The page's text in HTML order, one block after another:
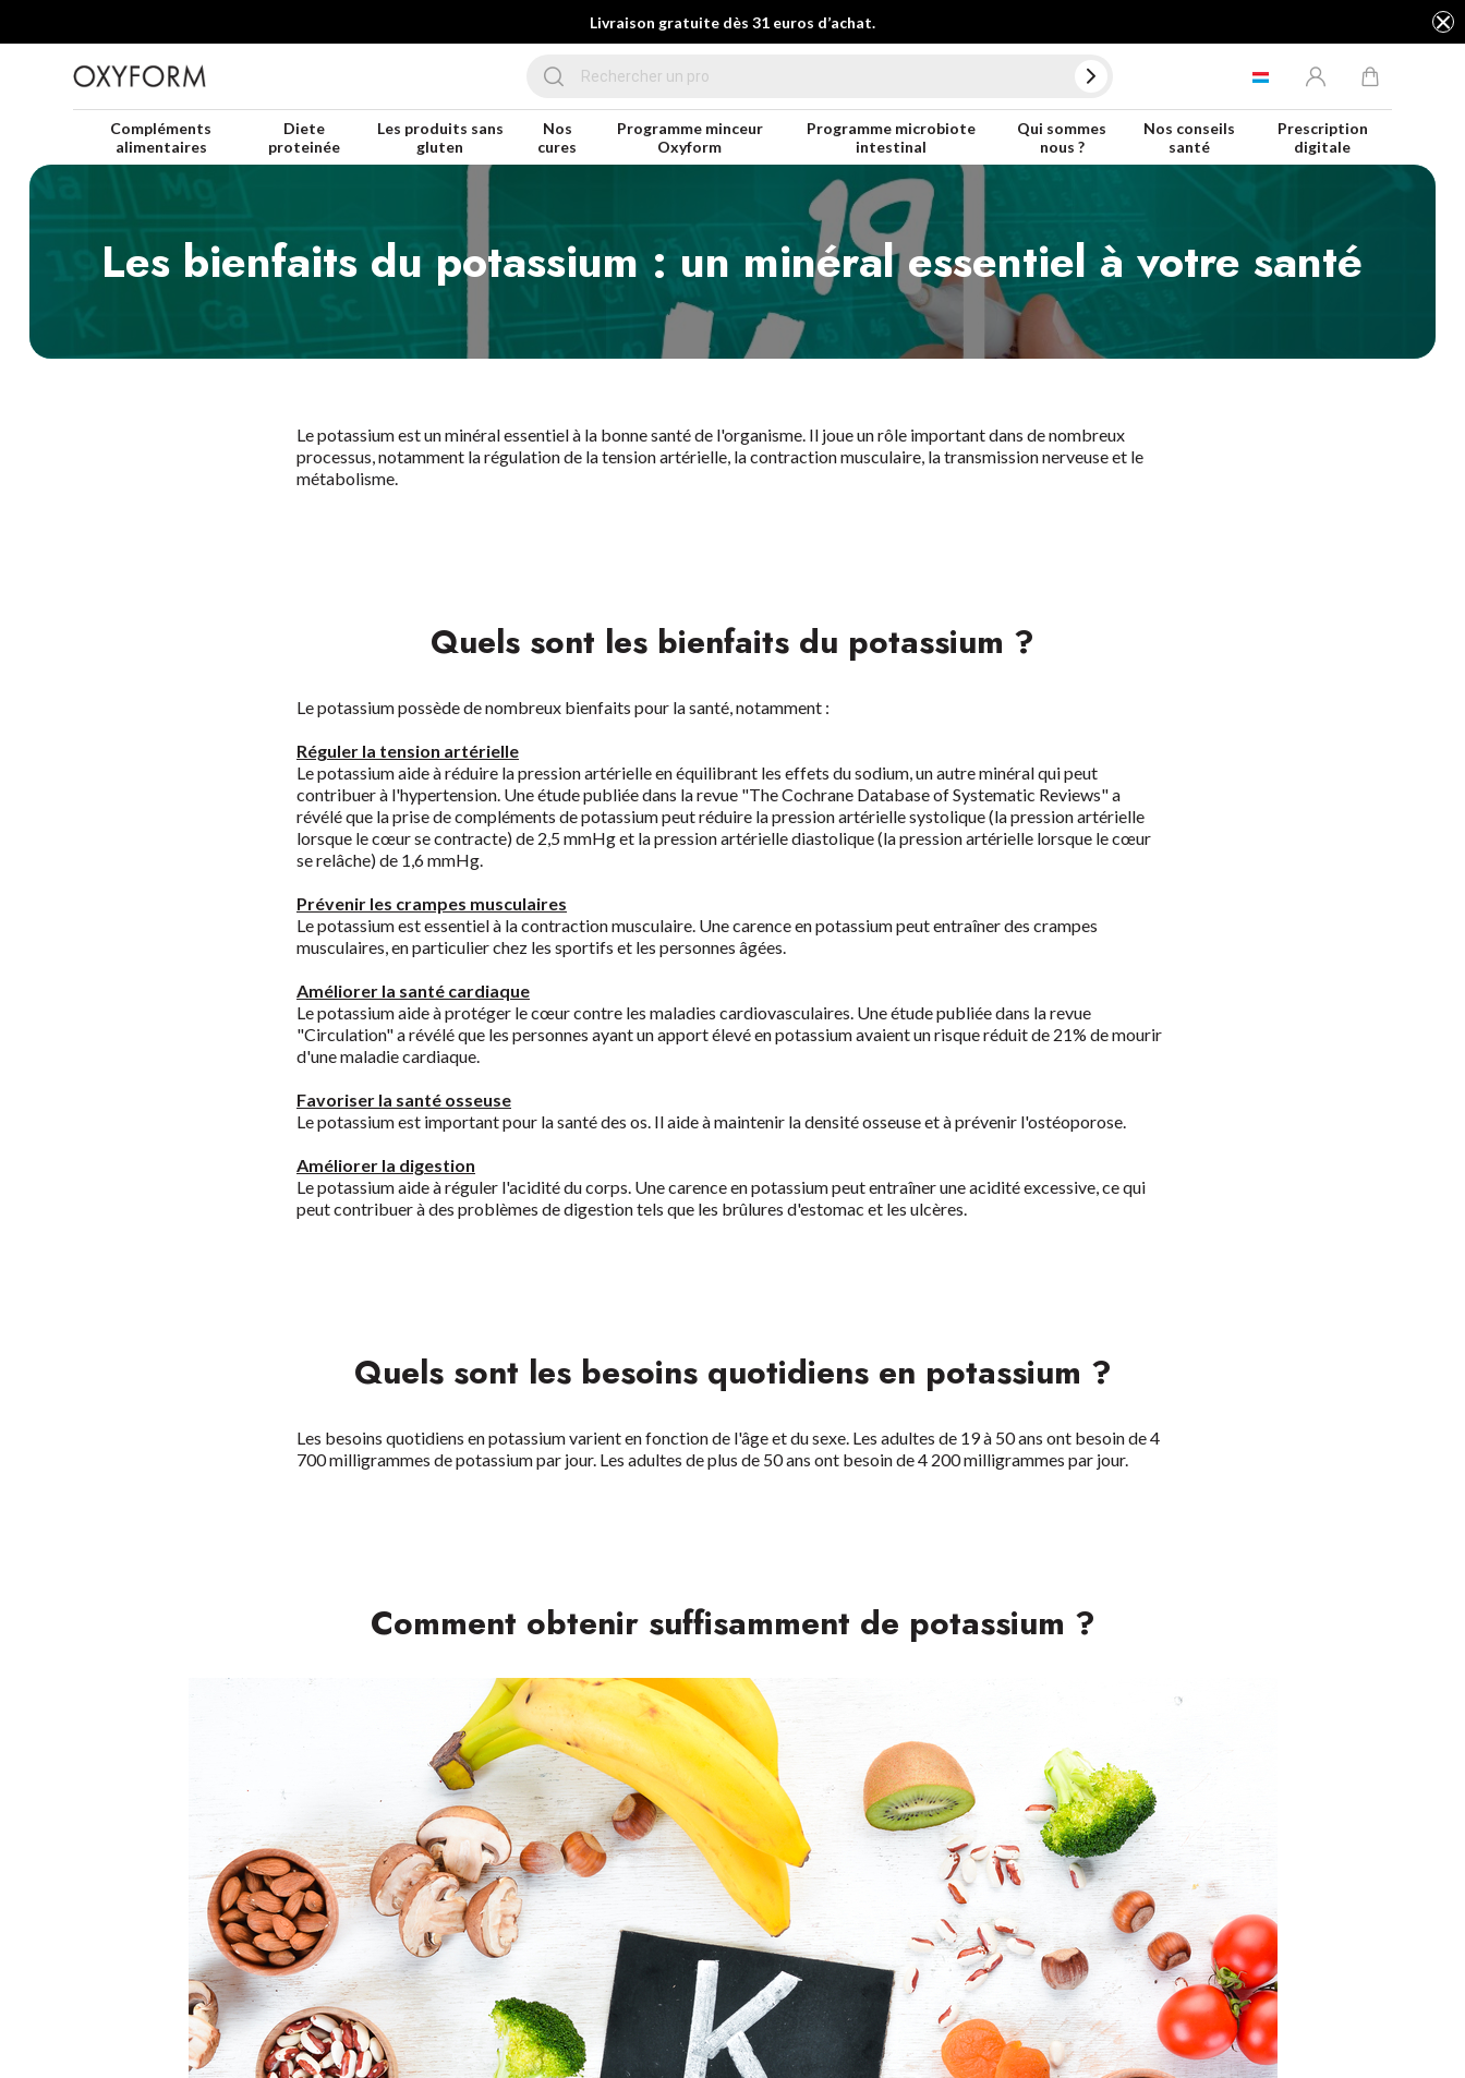
Livraison gratuite dès 31 euros d’achat.
Compléments
alimentaires
Diete
proteinée
Les produits sans
gluten
Nos
cures
Programme minceur
Oxyform
Programme microbiote
intestinal
Qui sommes
nous ?
Nos conseils
santé
Prescription
digitale
Les bienfaits du potassium : un minéral essentiel à votre santé
Le potassium est un minéral essentiel à la bonne santé de l'organisme. Il joue un rôle important dans de nombreux
processus, notamment la régulation de la tension artérielle, la contraction musculaire, la transmission nerveuse et le
métabolisme.
Quels sont les bienfaits du potassium ?
Le potassium possède de nombreux bienfaits pour la santé, notamment :
Réguler la tension artérielle
Le potassium aide à réduire la pression artérielle en équilibrant les effets du sodium, un autre minéral qui peut
contribuer à l'hypertension. Une étude publiée dans la revue "The Cochrane Database of Systematic Reviews" a
révélé que la prise de compléments de potassium peut réduire la pression artérielle systolique (la pression artérielle
lorsque le cœur se contracte) de 2,5 mmHg et la pression artérielle diastolique (la pression artérielle lorsque le cœur
se relâche) de 1,6 mmHg.
Prévenir les crampes musculaires
Le potassium est essentiel à la contraction musculaire. Une carence en potassium peut entraîner des crampes
musculaires, en particulier chez les sportifs et les personnes âgées.
Améliorer la santé cardiaque
Le potassium aide à protéger le cœur contre les maladies cardiovasculaires. Une étude publiée dans la revue
"Circulation" a révélé que les personnes ayant un apport élevé en potassium avaient un risque réduit de 21% de mourir
d'une maladie cardiaque.
Favoriser la santé osseuse
Le potassium est important pour la santé des os. Il aide à maintenir la densité osseuse et à prévenir l'ostéoporose.
Améliorer la digestion
Le potassium aide à réguler l'acidité du corps. Une carence en potassium peut entraîner une acidité excessive, ce qui
peut contribuer à des problèmes de digestion tels que les brûlures d'estomac et les ulcères.
Quels sont les besoins quotidiens en potassium ?
Les besoins quotidiens en potassium varient en fonction de l'âge et du sexe. Les adultes de 19 à 50 ans ont besoin de 4
700 milligrammes de potassium par jour. Les adultes de plus de 50 ans ont besoin de 4 200 milligrammes par jour.
Comment obtenir suffisamment de potassium ?